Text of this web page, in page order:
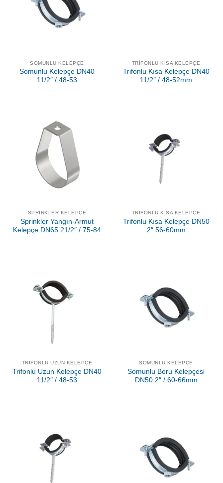
SOMUNLU KELEPÇE
Somunlu Kelepçe DN40
11/2″ / 48-53
TRIFONLU KISA KELEPÇE
Trifonlu Kısa Kelepçe DN40
11/2″ / 48-52mm
SPRINKLER KELEPÇE
Sprinkler Yangın-Armut
Kelepçe DN65 21/2″ / 75-84
TRIFONLU KISA KELEPÇE
Trifonlu Kısa Kelepçe DN50
2″ 56-60mm
TRIFONLU UZUN KELEPÇE
Trifonlu Uzun Kelepçe DN40
11/2″ / 48-53
SOMUNLU KELEPÇE
Somunlu Boru Kelepçesi
DN50 2″ / 60-66mm